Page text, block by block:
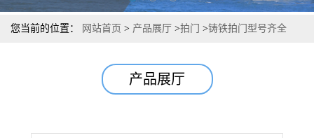
您当前的位置： 网站首页 > 产品展厅 >拍门 >铸铁拍门型号齐全
产品展厅